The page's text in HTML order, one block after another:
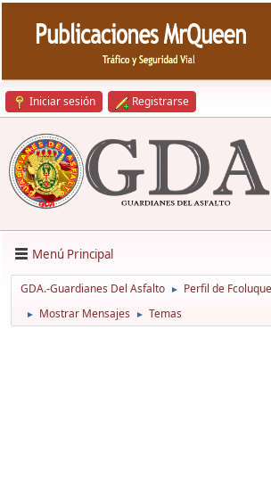
Iniciar sesión Registrarse
Menú Principal
GDA.-Guardianes Del Asfalto ► Perfil de Fcoluque
► Mostrar Mensajes ► Temas